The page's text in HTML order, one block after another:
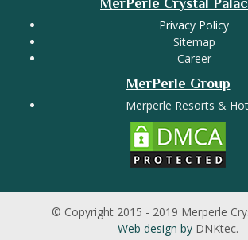
Privacy Policy
Sitemap
Career
MerPerle Group
Merperle Resorts &
© Copyright 2015 - 2019 Merperle
Web design by DNKtec.